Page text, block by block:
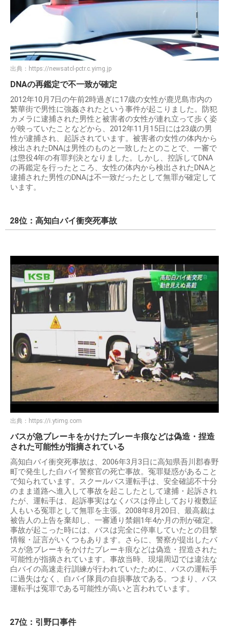
出典： https://newsatcl-pctr.c.yimg.jp
DNAの再鑑定で不一致が確定
2012年10月7日の午前2時過ぎに17歳の女性が鹿児島市内の
繁華街で男性に強姦されたという事件が起こりました。防犯
カメラに逮捕された男性と被害者の女性が連れ立って歩く姿
が映っていたことなどから、2012年11月15日には23歳の男
性が逮捕され、起訴されています。被害者の女性の体内から
検出されたDNAは男性のものと一致したとのことで、一審で
は懲役4年の有罪判決となりました。しかし、控訴してDNA
の再鑑定を行ったところ、女性の体内から検出されたDNAと
逮捕された男性のDNAは不一致だったとして無罪が確定して
います。
28位：高知白バイ衝突死事故
出典： https://i.ytimg.com
バスが急ブレーキをかけたブレーキ痕などは偽造・捏造
された可能性が指摘されている
高知白バイ衝突死事故は、2006年3月3日に高知県吾川郡春野
町で発生した白バイ警察官の死亡事故。冤罪疑惑があること
で知られています。スクールバス運転手は、安全確認不十分
のまま道路へ進入して事故を起こしたとして逮捕・起訴され
たが、運転手は、起訴事実はなくバスは停止しており複数証
人もいる冤罪として無罪を主張。2008年8月20日、最高裁は
被告人の上告を棄却し、一審通り禁錮1年4か月の刑が確定。
事故が起こった時には、バスは完全に停車していたとの目撃
情報・証言がいくつもあります。さらに、警察が提出したバ
スが急ブレーキをかけたブレーキ痕などは偽造・捏造された
可能性が指摘されています。事故当時、現場周辺では違法な
白バイの高速走行訓練が行われていたために、バスの運転手
に過失はなく、白バイ隊員の自損事故である。つまり、バス
運転手は冤罪である可能性が高いと言われています。
27位：引野口事件